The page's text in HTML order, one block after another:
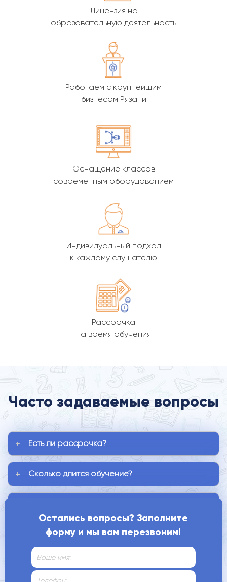
Лицензия на
образовательную деятельность
Работаем с крупнейшим
бизнесом Рязани
Оснащение классов
современным оборудованием
Индивидуальный подход
к каждому слушателю
Рассрочка
на время обучения
Часто задаваемые вопросы
Есть ли рассрочка?
Сколько длится обучение?
Как нас найти?
Остались вопросы? Заполните
форму и мы вам перезвоним!